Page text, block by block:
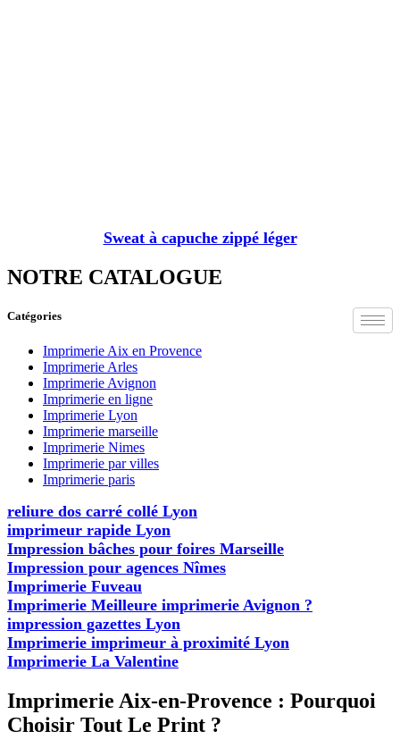
Sweat à capuche zippé léger
NOTRE CATALOGUE
Catégories
Imprimerie Aix en Provence
Imprimerie Arles
Imprimerie Avignon
Imprimerie en ligne
Imprimerie Lyon
Imprimerie marseille
Imprimerie Nimes
Imprimerie par villes
Imprimerie paris
reliure dos carré collé Lyon
imprimeur rapide Lyon
Impression bâches pour foires Marseille
Impression pour agences Nîmes
Imprimerie Fuveau
Imprimerie Meilleure imprimerie Avignon ?
impression gazettes Lyon
Imprimerie imprimeur à proximité Lyon
Imprimerie La Valentine
Imprimerie Aix-en-Provence : Pourquoi
Choisir Tout Le Print ?